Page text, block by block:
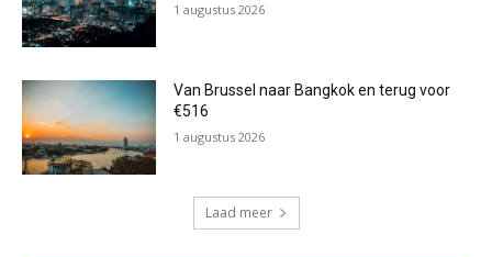
1 augustus 2026
Van Brussel naar Bangkok en terug voor
€516
1 augustus 2026
Laad meer